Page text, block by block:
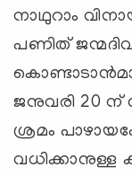
നാഥുറാം
പണിത്
ജനുവരി 20 ന്
ശ്രമം
വധിക്കാനുള്ള